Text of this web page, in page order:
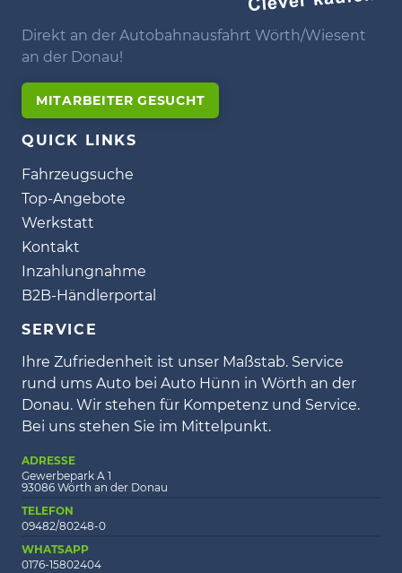
Direkt an der Autobahnausfahrt Wörth/Wiesent
an der Donau!
MITARBEITER GESUCHT
QUICK LINKS
Fahrzeugsuche
Top-Angebote
Werkstatt
Kontakt
Inzahlungnahme
B2B-Händlerportal
SERVICE
Ihre Zufriedenheit ist unser Maßstab. Service
rund ums Auto bei Auto Hünn in Wörth an der
Donau. Wir stehen für Kompetenz und Service.
Bei uns stehen Sie im Mittelpunkt.
ADRESSE
Gewerbepark A 1
93086 Wörth an der Donau
TELEFON
09482/80248-0
WHATSAPP
0176-15802404